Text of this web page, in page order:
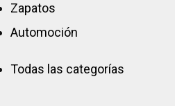
Zapatos
Automoción
Todas las categorías